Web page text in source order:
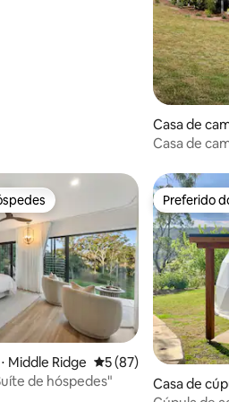
Casa de
Casa de
72 avaliações
dos hóspedes
Middle Ridge 5 de uma avaliação
5 (87)
de hóspedes"
Preferido
Preferido
Casa de